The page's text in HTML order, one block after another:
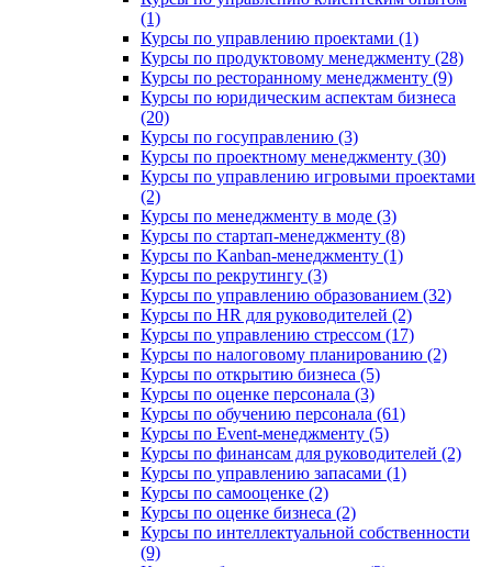
(1)
Курсы по управлению проектами (1)
Курсы по продуктовому менеджменту (28)
Курсы по ресторанному менеджменту (9)
Курсы по юридическим аспектам бизнеса
(20)
Курсы по госуправлению (3)
Курсы по проектному менеджменту (30)
Курсы по управлению игровыми проектами
(2)
Курсы по менеджменту в моде (3)
Курсы по стартап-менеджменту (8)
Курсы по Kanban-менеджменту (1)
Курсы по рекрутингу (3)
Курсы по управлению образованием (32)
Курсы по HR для руководителей (2)
Курсы по управлению стрессом (17)
Курсы по налоговому планированию (2)
Курсы по открытию бизнеса (5)
Курсы по оценке персонала (3)
Курсы по обучению персонала (61)
Курсы по Event-менеджменту (5)
Курсы по финансам для руководителей (2)
Курсы по управлению запасами (1)
Курсы по самооценке (2)
Курсы по оценке бизнеса (2)
Курсы по интеллектуальной собственности
(9)